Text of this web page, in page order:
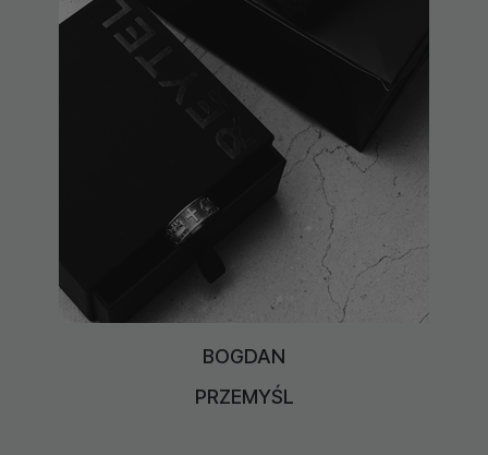
BOGUSŁAW
KRAKÓW